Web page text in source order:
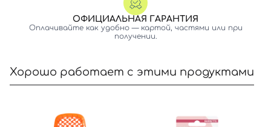
ОФИЦИАЛЬНАЯ ГАРАНТИЯ
Оплачивайте как удобно — картой, частями или при
получении.
Хорошо работает с этими продуктами